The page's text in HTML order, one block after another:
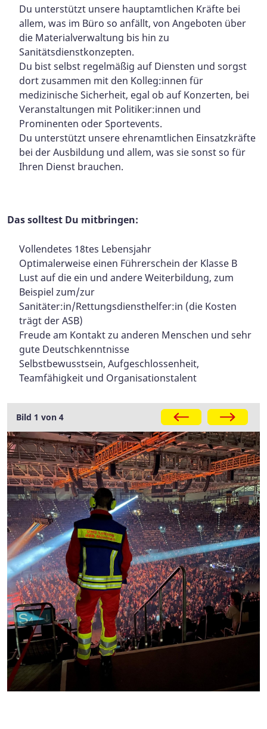
Du unterstützt unsere hauptamtlichen Kräfte bei
allem, was im Büro so anfällt, von Angeboten über
die Materialverwaltung bis hin zu
Sanitätsdienstkonzepten.
Du bist selbst regelmäßig auf Diensten und sorgst
dort zusammen mit den Kolleg:innen für
medizinische Sicherheit, egal ob auf Konzerten, bei
Veranstaltungen mit Politiker:innen und
Prominenten oder Sportevents.
Du unterstützt unsere ehrenamtlichen Einsatzkräfte
bei der Ausbildung und allem, was sie sonst so für
Ihren Dienst brauchen.
Das solltest Du mitbringen:
Vollendetes 18tes Lebensjahr
Optimalerweise einen Führerschein der Klasse B
Lust auf die ein und andere Weiterbildung, zum
Beispiel zum/zur
Sanitäter:in/Rettungsdiensthelfer:in (die Kosten
trägt der ASB)
Freude am Kontakt zu anderen Menschen und sehr
gute Deutschkenntnisse
Selbstbewusstsein, Aufgeschlossenheit,
Teamfähigkeit und Organisationstalent
Bild 1 von 4